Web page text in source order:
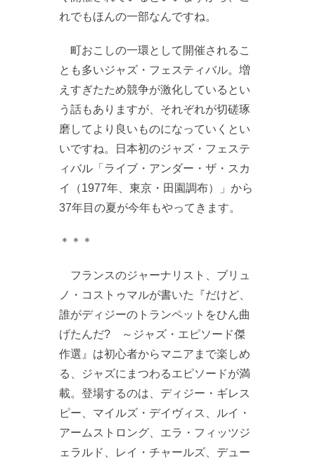
れでもほんの一部なんですね。
町おこしの一環として開催されるこ
とも多いジャズ・フェスティバル。増
えすぎたため競争が激化しているとい
う話もありますが、それぞれが切磋琢
磨してより良いものになっていくとい
いですね。日本初のジャズ・フェステ
ィバル「ライブ・アンダー・ザ・スカ
イ（1977年、東京・田園調布）」から
37年目の夏が今年もやってきます。
＊＊＊
フランスのジャーナリスト、ブリュ
ノ・コストゥマルが書いた『だけど、
誰がディジーのトランペットをひん曲
げたんだ? ～ジャズ・エピソード傑
作選』は初心者からマニアまで楽しめ
る、ジャズにまつわるエピソードが満
載。登場するのは、ディジー・ギレス
ピー、マイルズ・デイヴィス、ルイ・
アームストロング、エラ・フィッツジ
ェラルド、レイ・チャールズ、デュー